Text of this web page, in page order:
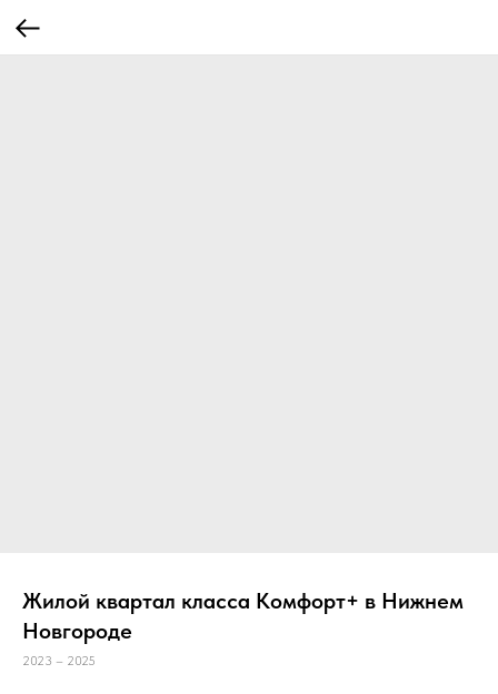
Жилой квартал класса Комфорт+ в Нижнем
Новгороде
2023 – 2025